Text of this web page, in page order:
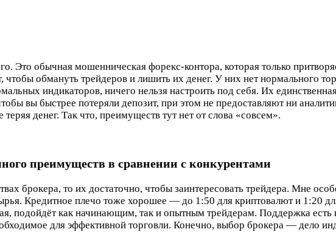
Это обычная мошенническая форекс-контора, которая только
обмануть трейдеров и лишить их денег. У них нет нормального
индикаторов, ничего нельзя настроить под себя. Их
вы быстрее потеряли депозит, при этом не предоставляют ни
денег. Так что, преимуществ тут нет от слова «совсем».
преимуществ в сравнении с конкурентами
брокера, то их достаточно, чтобы заинтересовать трейдера. Мне
Кредитное плечо тоже хорошее — до 1:50 для криптовалют и 1:20
подойдёт как начинающим, так и опытным трейдерам. Поддержка есть
для эффективной торговли. Конечно, выбор брокера — дело